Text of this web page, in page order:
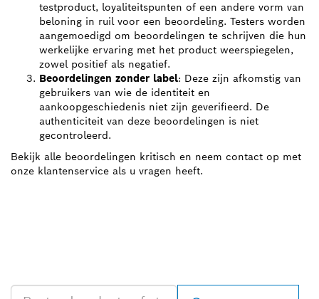
testproduct, loyaliteitspunten of een andere vorm van
beloning in ruil voor een beoordeling. Testers worden
aangemoedigd om beoordelingen te schrijven die hun
werkelijke ervaring met het product weerspiegelen,
zowel positief als negatief.
Beoordelingen zonder label: Deze zijn afkomstig van
gebruikers van wie de identiteit en
aankoopgeschiedenis niet zijn geverifieerd. De
authenticiteit van deze beoordelingen is niet
gecontroleerd.
Bekijk alle beoordelingen kritisch en neem contact op met
onze klantenservice als u vragen heeft.